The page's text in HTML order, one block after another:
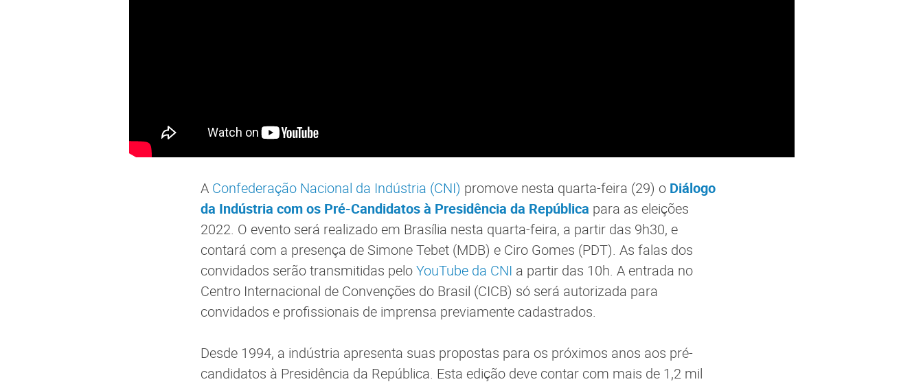
A Confederação Nacional da Indústria (CNI) promove nesta quarta-feira (29) o Diálogo
da Indústria com os Pré-Candidatos à Presidência da República para as eleições
2022. O evento será realizado em Brasília nesta quarta-feira, a partir das 9h30, e
contará com a presença de Simone Tebet (MDB) e Ciro Gomes (PDT). As falas dos
convidados serão transmitidas peloYouTube da CNI a partir das 10h. A entrada no
Centro Internacional de Convenções do Brasil (CICB) só será autorizada para
convidados e profissionais de imprensa previamente cadastrados.
Desde 1994, a indústria apresenta suas propostas para os próximos anos aos pré-
candidatos à Presidência da República. Esta edição deve contar com mais de 1,2 mil